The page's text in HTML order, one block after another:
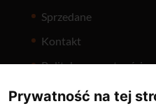
Sprzedane
Kontakt
Polityka prywatności
Prywatność na tej